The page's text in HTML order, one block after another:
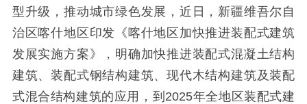
型升级，推动城市绿色发展，近日，新疆维吾尔自
治区喀什地区印发《喀什地区加快推进装配式建筑
发展实施方案》，明确加快推进装配式混凝土结构
建筑、装配式钢结构建筑、现代木结构建筑及装配
式混合结构建筑的应用，到 2025年全地区装配式建